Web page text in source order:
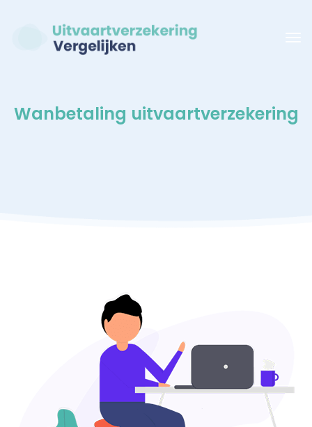
Wanbetaling uitvaartverzekering